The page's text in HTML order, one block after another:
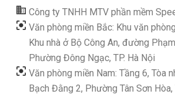
Công ty TNHH MTV phần mềm
Văn phòng miền Bắc: Khu văn
Khu nhà ở Bộ Công An, đường
Phường Đông Ngạc, TP. Hà Nội
Văn phòng miền Nam: Tầng 6, Tòa
Bạch Đằng 2, Phường Tân Sơn Hòa,